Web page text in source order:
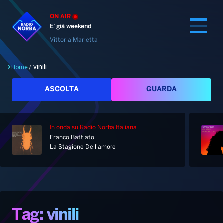
ON AIR
E’ già weekend
Vittoria Marletta
Home
Palinsesto
Notizie
Home/ vinili
ASCOLTA GUARDA
In onda su Radio Norba Italiana
Franco Battiato
La Stagione Dell'amore
Tag: vinili